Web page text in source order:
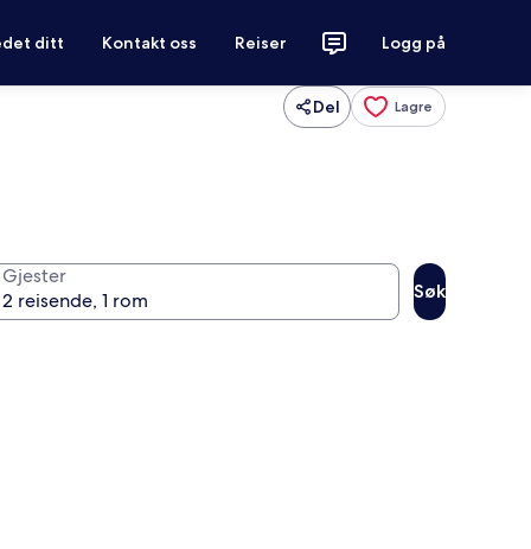
ditt Kontakt oss Reiser Logg på
Del Lagre
Gjester
Søk